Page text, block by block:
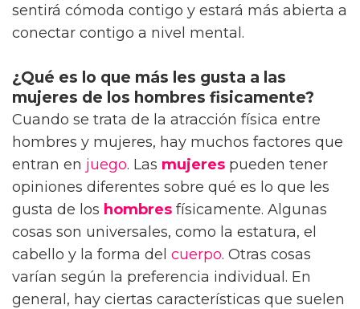
sentirá cómoda contigo y estará más abierta a
conectar contigo a nivel mental.
¿Qué es lo que más les gusta a las
mujeres de los hombres fisicamente?
Cuando se trata de la atracción física entre
hombres y mujeres, hay muchos factores que
entran en juego. Las mujeres pueden tener
opiniones diferentes sobre qué es lo que les
gusta de los hombres físicamente. Algunas
cosas son universales, como la estatura, el
cabello y la forma del cuerpo. Otras cosas
varían según la preferencia individual. En
general, hay ciertas características que suelen